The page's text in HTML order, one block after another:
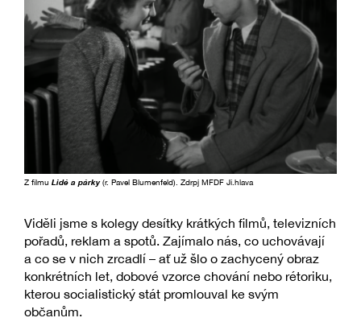
Z filmu Lidé a párky(r. Pavel Blumenfeld). Zdrpj MFDF Ji.hlava
Viděli jsme s kolegy desítky krátkých filmů, televizních
pořadů, reklam a spotů. Zajímalo nás, co uchovávají
a co se v nich zrcadlí – ať už šlo o zachycený obraz
konkrétních let, dobové vzorce chování nebo rétoriku,
kterou socialistický stát promlouval ke svým
občanům.